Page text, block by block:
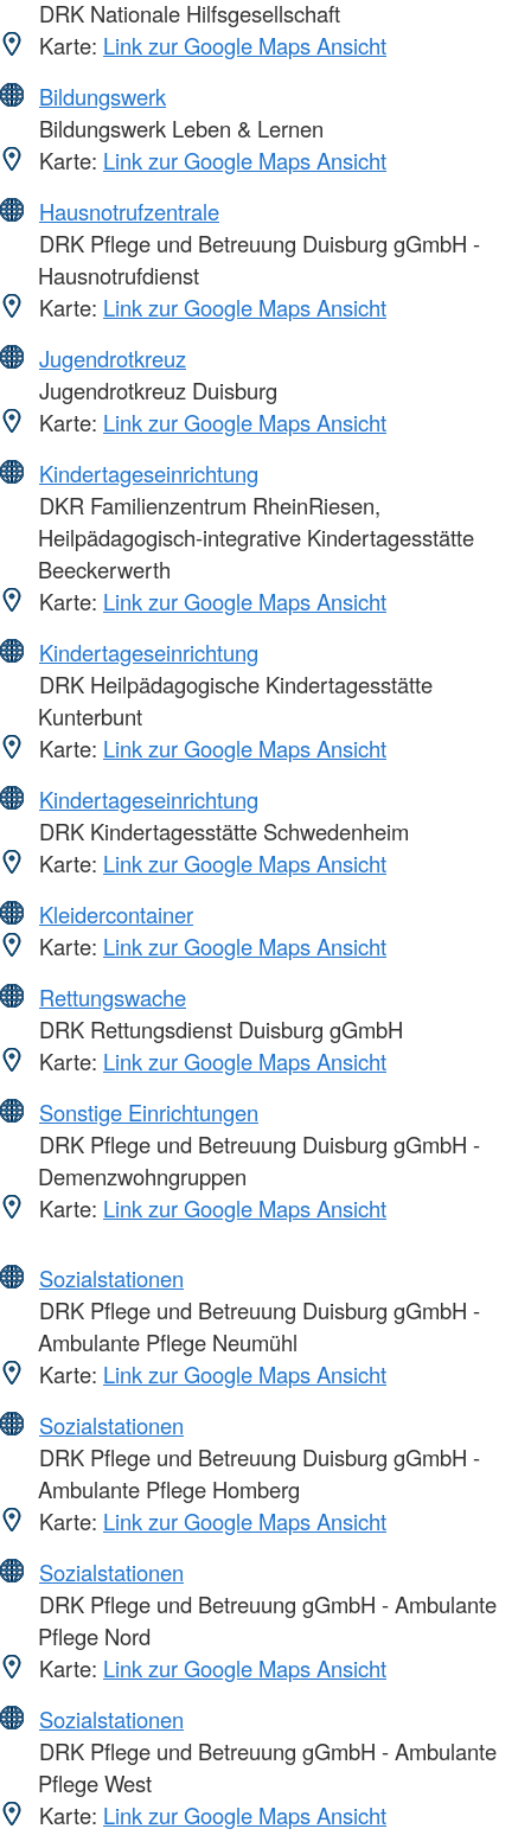
DRK Nationale Hilfsgesellschaft
Karte: Link zur Google Maps Ansicht
Bildungswerk
Bildungswerk Leben & Lernen
Karte: Link zur Google Maps Ansicht
Hausnotrufzentrale
DRK Pflege und Betreuung Duisburg gGmbH -
Hausnotrufdienst
Karte: Link zur Google Maps Ansicht
Jugendrotkreuz
Jugendrotkreuz Duisburg
Karte: Link zur Google Maps Ansicht
Kindertageseinrichtung
DKR Familienzentrum RheinRiesen,
Heilpädagogisch-integrative Kindertagesstätte
Beeckerwerth
Karte: Link zur Google Maps Ansicht
Kindertageseinrichtung
DRK Heilpädagogische Kindertagesstätte
Kunterbunt
Karte: Link zur Google Maps Ansicht
Kindertageseinrichtung
DRK Kindertagesstätte Schwedenheim
Karte: Link zur Google Maps Ansicht
Kleidercontainer
Karte: Link zur Google Maps Ansicht
Rettungswache
DRK Rettungsdienst Duisburg gGmbH
Karte: Link zur Google Maps Ansicht
Sonstige Einrichtungen
DRK Pflege und Betreuung Duisburg gGmbH -
Demenzwohngruppen
Karte: Link zur Google Maps Ansicht
Sozialstationen
DRK Pflege und Betreuung Duisburg gGmbH -
Ambulante Pflege Neumühl
Karte: Link zur Google Maps Ansicht
Sozialstationen
DRK Pflege und Betreuung Duisburg gGmbH -
Ambulante Pflege Homberg
Karte: Link zur Google Maps Ansicht
Sozialstationen
DRK Pflege und Betreuung gGmbH - Ambulante
Pflege Nord
Karte: Link zur Google Maps Ansicht
Sozialstationen
DRK Pflege und Betreuung gGmbH - Ambulante
Pflege West
Karte: Link zur Google Maps Ansicht